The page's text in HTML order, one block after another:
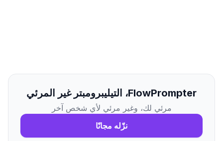
FlowPrompter، التيليبرومبتر غير المرئي
مرئي لك، وغير مرئي لأي شخص آخر
نزّله مجانًا